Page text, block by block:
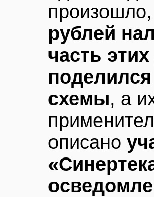
произошло,
рублей
часть
схемы, а
описано